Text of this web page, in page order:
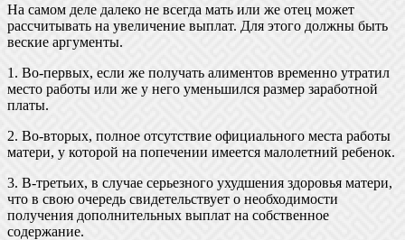
На самом деле далеко не всегда мать или же отец может
рассчитывать на увеличение выплат. Для этого должны быть
веские аргументы.
1. Во-первых, если же получать алиментов временно утратил
место работы или же у него уменьшился размер заработной
платы.
2. Во-вторых, полное отсутствие официального места работы
матери, у которой на попечении имеется малолетний ребенок.
3. В-третьих, в случае серьезного ухудшения здоровья матери,
что в свою очередь свидетельствует о необходимости
получения дополнительных выплат на собственное
содержание.